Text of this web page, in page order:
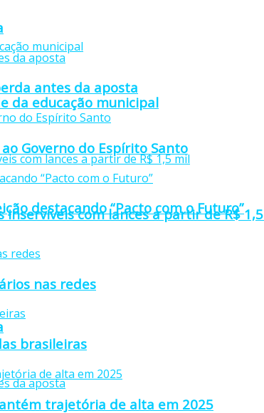
da educação municipal
com lances a partir de R$
antes da aposta
Governo do Espírito Santo
destacando “Pacto com o Futuro”
nas redes
brasileiras
trajetória de alta em 2025